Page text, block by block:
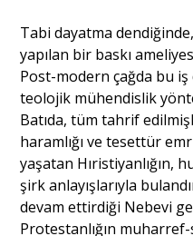
Tabi dayatma
yapılan bir baskı
Post-modern çağda bu iş
teolojik mühendislik
Batıda, tüm tahrif
haramlığı ve tesettür
yaşatan Hıristiyanlığın,
şirk anlayışlarıyla
devam ettirdiği Nebevi
Protestanlığın